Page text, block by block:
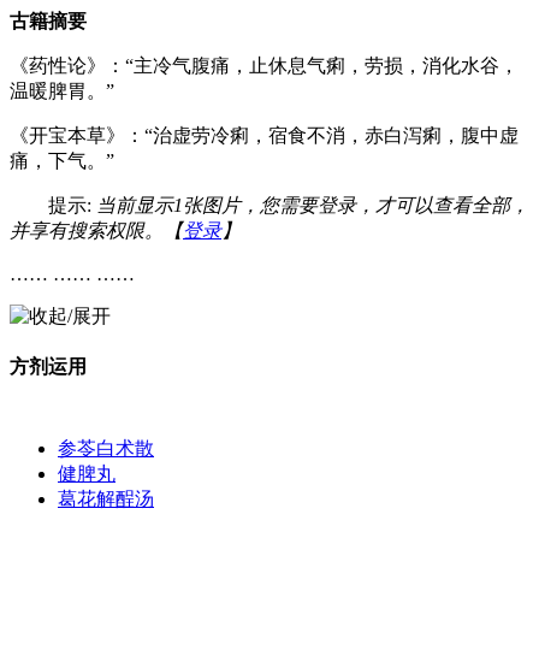
古籍摘要
《药性论》：“主冷气腹痛，止休息气痢，劳损，消化水谷，
温暖脾胃。”
《开宝本草》：“治虚劳冷痢，宿食不消，赤白泻痢，腹中虚
痛，下气。”
提示: 当前显示1张图片，您需要登录，才可以查看全部，
并享有搜索权限。【登录】
…… …… ……
方剂运用
参苓白术散
健脾丸
葛花解酲汤